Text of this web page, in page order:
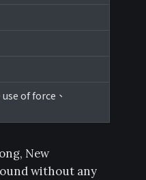
of force、
New
without any